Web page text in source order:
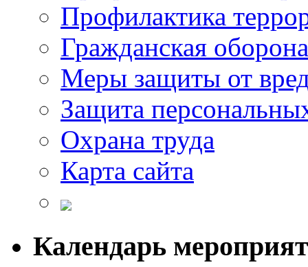
Профилактика
Гражданская оборона
Меры защиты от
Защита
Охрана труда
Карта сайта
Календарь